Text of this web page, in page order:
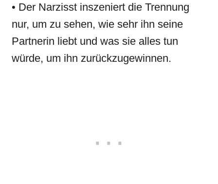
• Der Narzisst inszeniert die Trennung
nur, um zu sehen, wie sehr ihn seine
Partnerin liebt und was sie alles tun
würde, um ihn zurückzugewinnen.